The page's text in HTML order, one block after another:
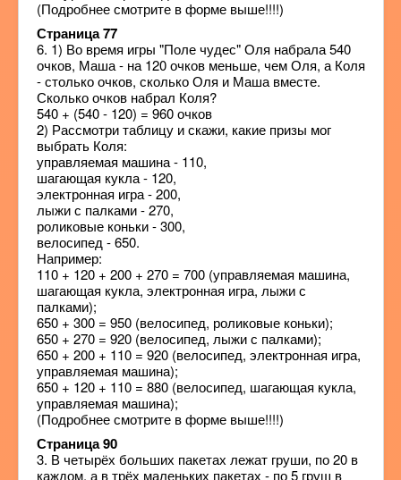
(Подробнее смотрите в форме выше!!!!)
Страница 77
6. 1) Во время игры "Поле чудес" Оля набрала 540
очков, Маша - на 120 очков меньше, чем Оля, а Коля
- столько очков, сколько Оля и Маша вместе.
Сколько очков набрал Коля?
540 + (540 - 120) = 960 очков
2) Рассмотри таблицу и скажи, какие призы мог
выбрать Коля:
управляемая машина - 110,
шагающая кукла - 120,
электронная игра - 200,
лыжи с палками - 270,
роликовые коньки - 300,
велосипед - 650.
Например:
110 + 120 + 200 + 270 = 700 (управляемая машина,
шагающая кукла, электронная игра, лыжи с
палками);
650 + 300 = 950 (велосипед, роликовые коньки);
650 + 270 = 920 (велосипед, лыжи с палками);
650 + 200 + 110 = 920 (велосипед, электронная игра,
управляемая машина);
650 + 120 + 110 = 880 (велосипед, шагающая кукла,
управляемая машина);
(Подробнее смотрите в форме выше!!!!)
Страница 90
3. В четырёх больших пакетах лежат груши, по 20 в
каждом, а в трёх маленьких пакетах - по 5 груш в